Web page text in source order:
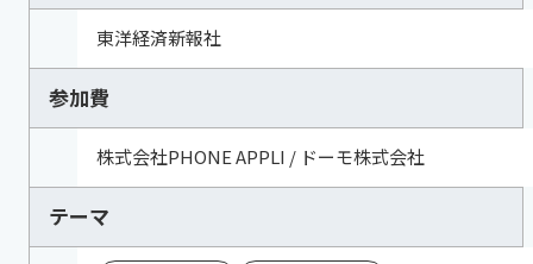
東洋経済新報社
参加費
株式会社PHONE APPLI / ドーモ株式会社
テーマ